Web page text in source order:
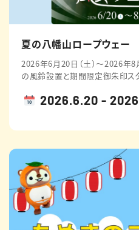
夏の八幡山ロープウェー
2026年6月20日（土）～2026年8
の風鈴設置と期間限定御朱印ス
2026.6.20 -